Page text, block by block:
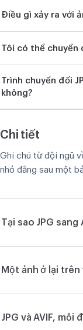
Điều gì xảy ra với
Tôi có thể chuyển
Trình chuyển đổi
không?
Chi tiết
Ghi chú từ đội ngũ
nhỏ đằng sau một
Tại sao JPG sang
Một ảnh ở lại
JPG và AVIF, mỗi